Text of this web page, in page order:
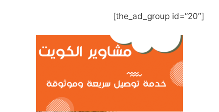
[the_ad_group id=”20″]